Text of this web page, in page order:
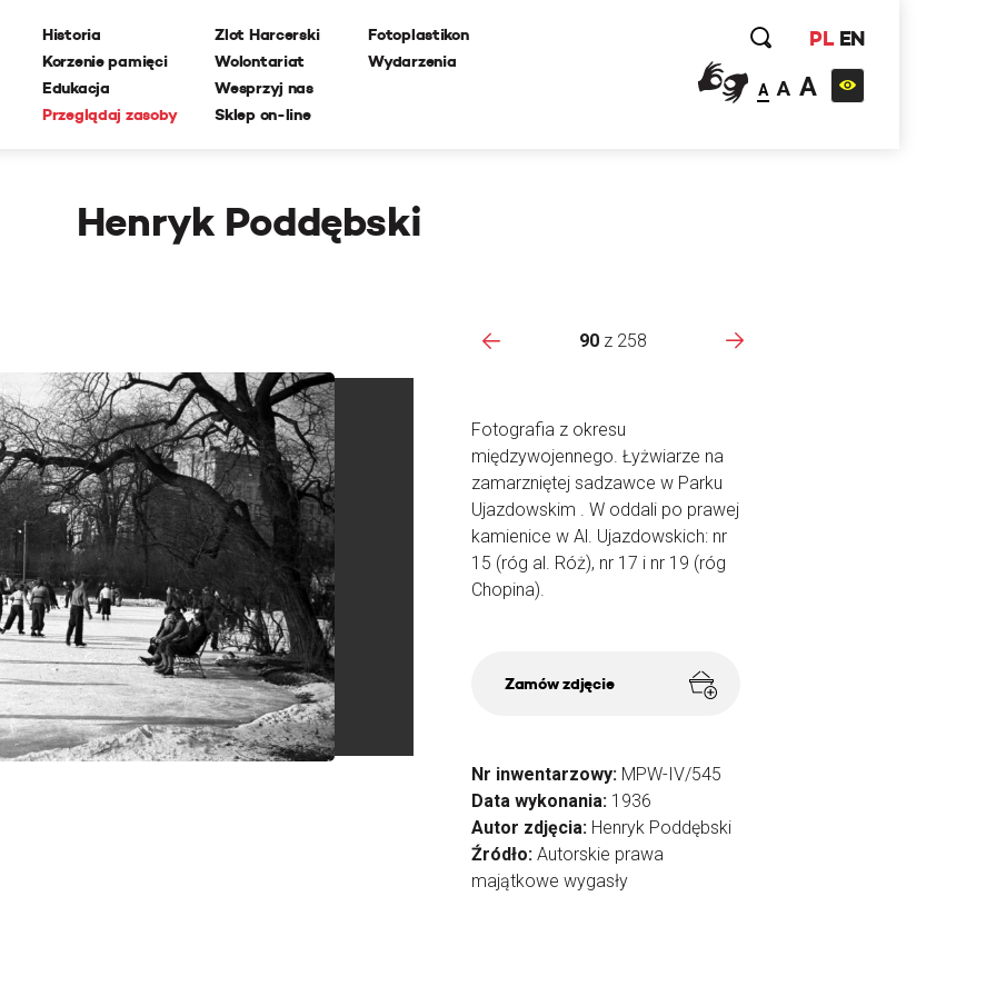
Historia
Korzenie pamięci
Edukacja
Przeglądaj zasoby
Zlot Harcerski
Wolontariat
Wesprzyj nas
Sklep on-line
Fotoplastikon
Wydarzenia
PL EN
A A A
Henryk Poddębski
90 z 258
Fotografia z okresu
międzywojennego. Łyżwiarze na
zamarzniętej sadzawce w Parku
Ujazdowskim . W oddali po prawej
kamienice w Al. Ujazdowskich: nr
15 (róg al. Róż), nr 17 i nr 19 (róg
Chopina).
Zamów zdjęcie
Nr inwentarzowy: MPW-IV/545
Data wykonania: 1936
Autor zdjęcia: Henryk Poddębski
Źródło: Autorskie prawa
majątkowe wygasły